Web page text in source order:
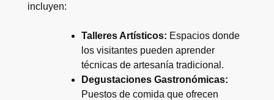
incluyen:
Talleres Artísticos: Espacios donde
los visitantes pueden aprender
técnicas de artesanía tradicional.
Degustaciones Gastronómicas:
Puestos de comida que ofrecen